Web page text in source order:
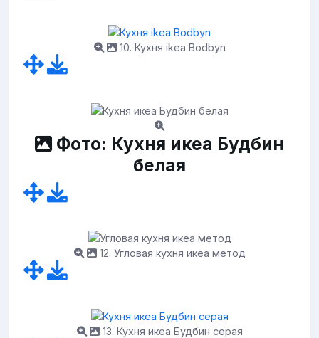
10. Кухня ikea Bodbyn
Фото: Кухня икеа Будбин
белая
12. Угловая кухня икеа метод
13. Кухня икеа Будбин серая